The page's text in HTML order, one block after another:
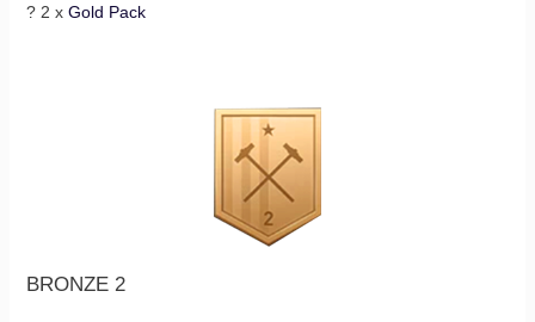
? 2 x Gold Pack
BRONZE 2